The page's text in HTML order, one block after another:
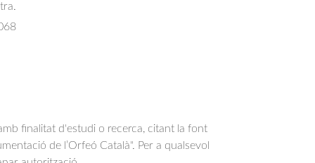
finalitat d'estudi o recerca, citant la font
de l’Orfeó Català". Per a qualsevol